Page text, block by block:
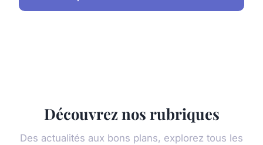
Découvrez nos rubriques
Des actualités aux bons plans, explorez tous les